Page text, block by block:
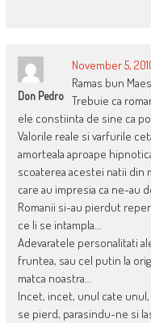
Don Pedro
November 5,
Ramas bun
Trebuie ca
ele constiinta de sine ca
Valorile reale si varfurile
amorteala aproape
scoaterea acestei natii din
care au impresia ca ne-au
Romanii si-au pierdut
ce li se intampla…
Adevaratele personalitati
fruntea, sau cel putin la
matca noastra…
Incet, incet, unul cate
se pierd, parasindu-ne si